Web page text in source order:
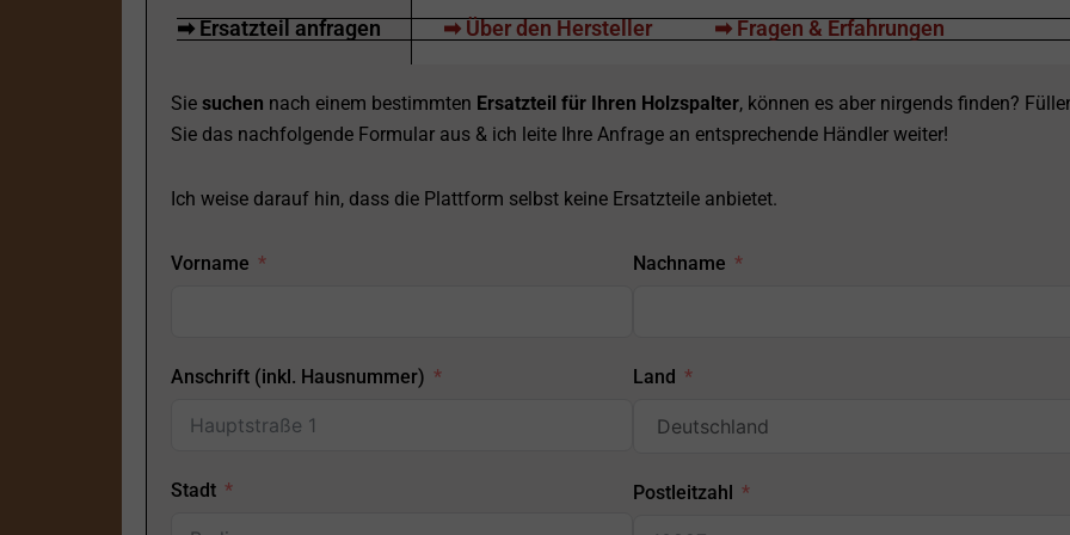
➡ Ersatzteil anfragen ➡ Über den Hersteller ➡ Fragen & Erfahrungen
Sie suchen nach einem bestimmten Ersatzteil für Ihren Holzspalter, können es aber nirgends finden?
Sie das nachfolgende Formular aus & ich leite Ihre Anfrage an entsprechende Händler weiter!
Ich weise darauf hin, dass die Plattform selbst keine Ersatzteile anbietet.
Vorname Nachname
Anschrift (inkl. Hausnummer)
Stadt
Land
Postleitzahl